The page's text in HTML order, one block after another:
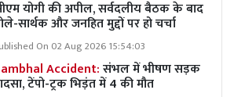
योगी की अपील, सर्वदलीय बैठक के बाद
सार्थक और जनहित मुद्दों पर हो चर्चा
On 02 Aug 2026 15:54:03
Accident:संभल में भीषण सड़क
टेंपो-ट्रक भिड़ंत में 4 की मौत